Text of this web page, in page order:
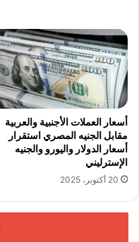
أسعار العملات الأجنبية والعربية
مقابل الجنيه المصري استقرار
أسعار الدولار واليورو والجنيه
الإسترليني
20 أكتوبر، 2025